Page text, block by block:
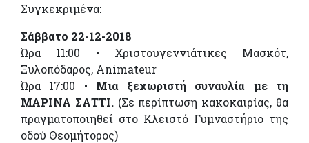
Συγκεκριμένα:
Σάββατο 22-12-2018
Ώρα 11:00 • Χριστουγεννιάτικες Μασκότ,
Ξυλοπόδαρος, Animateur
Ώρα 17:00 • Μια ξεχωριστή συναυλία με τη
ΜΑΡΙΝΑ ΣΑΤΤΙ.(Σε περίπτωση κακοκαιρίας, θα
πραγματοποιηθεί στο Κλειστό Γυμναστήριο της
οδού Θεομήτορος)